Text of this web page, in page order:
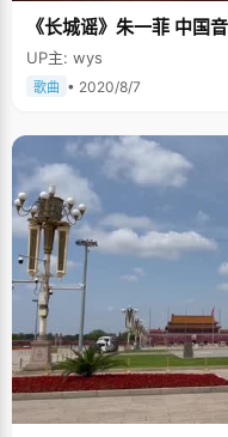
境况。我能够让父母骄傲的只
会，只有成绩是公平而又让所有人信服的。 除了学习，
用来看小说，他最喜欢金庸先
看了好几遍，喜欢里边那些小
话，来激励自己继续努力。 状元的电话打到家里的那天，杜彦涛的妈妈兴奋
的泪水止不住的流淌下来，一
个母亲最激动和欣慰的事情，
最华丽的衣衫。高考完之后，
名的企业家得知杜彦涛的家庭
关。杜彦涛迎着北大下午金黄
的努力创造一个新的人生，让
养的支持。" 看着眼前这个有着点点自卑但是又充满抱负的小男孩，我仿佛看
到了很多来自农村的孩子们，
多，改变人生对于他们来说更
深刻的感知社会，懂得感激，
在北大里，能很好的坚持这份
丽的色彩。
《长城谣》朱一菲 中国
UP主: wys
歌曲 • 2020/8/7